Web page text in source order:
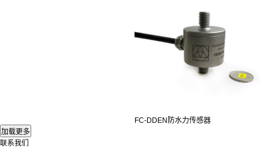
FC-DDEN防水力传感器
联系我们